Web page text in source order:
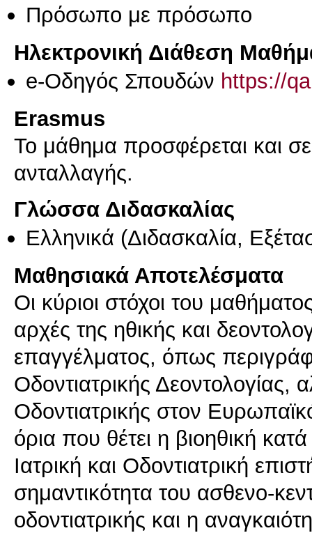
Πρόσωπο με πρόσωπο
Ηλεκτρονική Διάθεση
e-Οδηγός Σπουδών https://
Erasmus
Το μάθημα προσφέρεται και
ανταλλαγής.
Γλώσσα Διδασκαλίας
Ελληνικά (Διδασκαλία,
Μαθησιακά Αποτελέσματα
Οι κύριοι στόχοι του
αρχές της ηθικής και
επαγγέλματος, όπως
Οδοντιατρικής Δεοντολογίας,
Οδοντιατρικής στον
όρια που θέτει η βιοηθική
Ιατρική και Οδοντιατρική
σημαντικότητα του ασθενο-
οδοντιατρικής και η